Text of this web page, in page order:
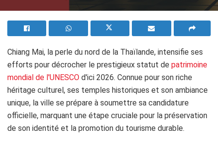
Chiang Mai, la perle du nord de la Thaïlande, intensifie ses
efforts pour décrocher le prestigieux statut de patrimoine
mondial de l'UNESCO d'ici 2026. Connue pour son riche
héritage culturel, ses temples historiques et son ambiance
unique, la ville se prépare à soumettre sa candidature
officielle, marquant une étape cruciale pour la préservation
de son identité et la promotion du tourisme durable.